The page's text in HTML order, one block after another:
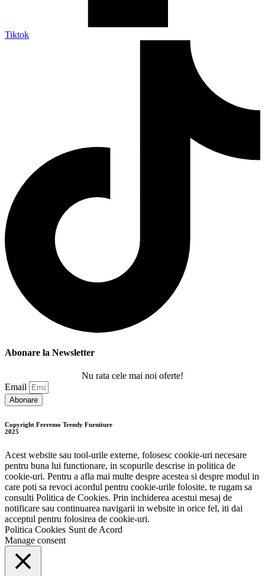
Tiktok
Abonare la Newsletter
Nu rata cele mai noi oferte!
Email
Abonare
Copyright Ferremo Trendy Furniture
2025
Acest website sau tool-urile externe, folosesc cookie-uri necesare
pentru buna lui functionare, in scopurile descrise in politica de
cookie-uri. Pentru a afla mai multe despre acestea si despre modul in
care poti sa revoci acordul pentru cookie-urile folosite, te rugam sa
consulti Politica de Cookies. Prin inchiderea acestui mesaj de
notificare sau continuarea navigarii in website in orice fel, iti dai
acceptul pentru folosirea de cookie-uri.
Politica Cookies Sunt de Acord
Manage consent